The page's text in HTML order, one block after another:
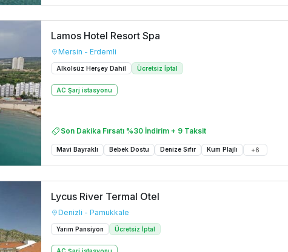
Lamos Hotel Resort Spa
Mersin - Erdemli
Alkolsüz Herşey Dahil Ücretsiz İptal
AC Şarj istasyonu
Son Dakika Fırsatı %30 İndirim + 9 Taksit
Mavi Bayraklı Bebek Dostu Denize Sıfır Kum Plajlı +6
Lycus River Termal Otel
Denizli - Pamukkale
Yarım Pansiyon Ücretsiz İptal
AC Şarj istasyonu